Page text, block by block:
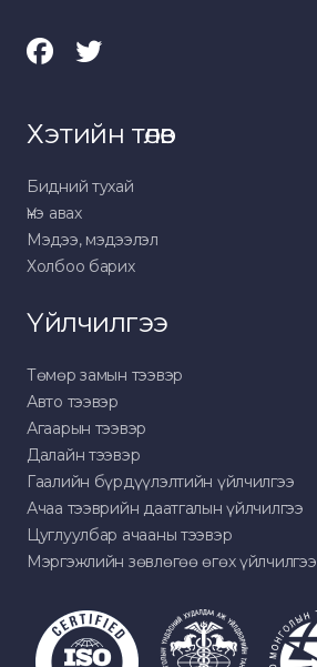
Хэтийн төлөв
Бидний тухай
Үнэ авах
Мэдээ, мэдээлэл
Холбоо барих
Үйлчилгээ
Төмөр замын тээвэр
Авто тээвэр
Агаарын тээвэр
Далайн тээвэр
Гаалийн бүрдүүлэлтийн үйлчилгээ
Ачаа тээврийн даатгалын үйлчилгээ
Цуглуулбар ачааны тээвэр
Мэргэжлийн зөвлөгөө өгөх үйлчилгээ